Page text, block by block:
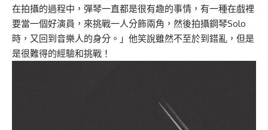
在拍攝的過程中，彈琴一直都是很有趣的事情，有一種在戲裡
要當一個好演員，來挑戰一人分飾兩角，然後拍攝鋼琴Solo
時，又回到音樂人的身分。」他笑說雖然不至於到錯亂，但是
是很難得的經驗和挑戰！